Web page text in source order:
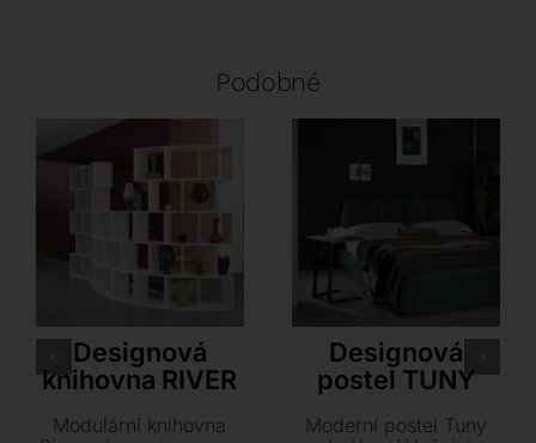
Podobné
Designová
knihovna RIVER
Modulární knihovna
Designová
postel TUNY
Moderní postel Tuny